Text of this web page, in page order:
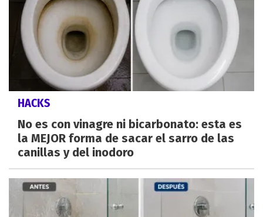
HACKS
No es con vinagre ni bicarbonato: esta es
la MEJOR forma de sacar el sarro de las
canillas y del inodoro